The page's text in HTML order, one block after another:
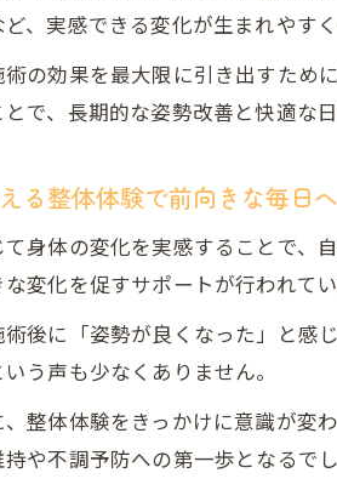
、実感できる変化が生まれやすく
の効果を最大限に引き出すため
で、長期的な姿勢改善と快適な
る整体体験で前向きな毎日へ
身体の変化を実感することで、
変化を促すサポートが行われてい
後に「姿勢が良くなった」と感
う声も少なくありません。
、整体体験をきっかけに意識が変
や不調予防への第一歩となるでし